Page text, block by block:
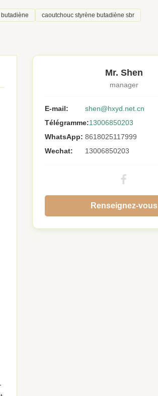
caoutchouc styrène butadiène sbr
Mr. Shen
manager
E-mail:
shen@hxyd.net.cn
Télégramme:13006850203
WhatsApp: 8618025117999
Wechat:
13006850203
Renseignez-vous